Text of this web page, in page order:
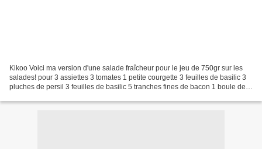
Kikoo Voici ma version d'une salade fraîcheur pour le jeu de 750gr sur les
salades! pour 3 assiettes 3 tomates 1 petite courgette 3 feuilles de basilic 3
pluches de persil 3 feuilles de basilic 5 tranches fines de bacon 1 boule de